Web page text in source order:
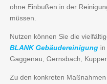
ohne Einbußen in der
müssen.
Nutzen können Sie die
BLANK Gebäudereinigung
Gaggenau, Gernsbach,
Zu den konkreten